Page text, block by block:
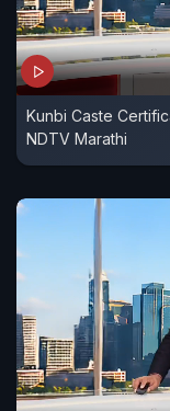
Kunbi Caste
NDTV Marathi